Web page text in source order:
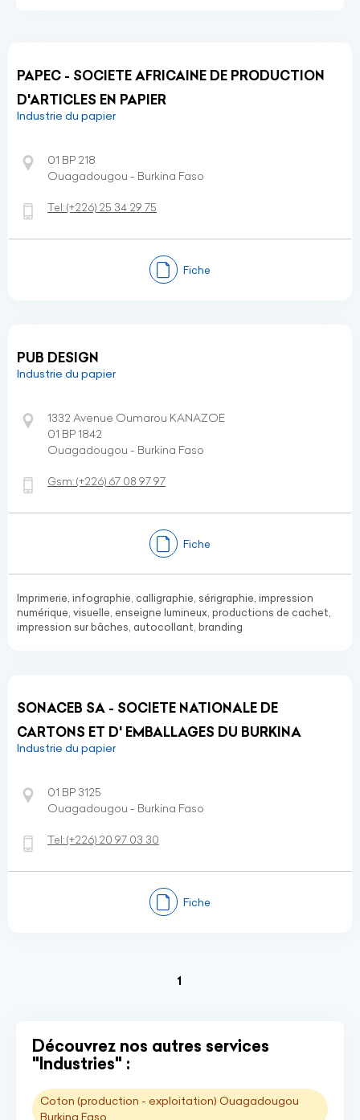
PAPEC - SOCIETE AFRICAINE DE PRODUCTION
D'ARTICLES EN PAPIER
Industrie du papier
01 BP 218
Ouagadougou - Burkina Faso
Tel:(+226) 25 34 29 75
Fiche
PUB DESIGN
Industrie du papier
1332 Avenue Oumarou KANAZOE
01 BP 1842
Ouagadougou - Burkina Faso
Gsm:(+226) 67 08 97 97
Fiche
Imprimerie, infographie, calligraphie, sérigraphie, impression
numérique, visuelle, enseigne lumineux, productions de cachet,
impression sur bâches, autocollant, branding
SONACEB SA - SOCIETE NATIONALE DE
CARTONS ET D' EMBALLAGES DU BURKINA
Industrie du papier
01 BP 3125
Ouagadougou - Burkina Faso
Tel:(+226) 20 97 03 30
Fiche
1
Découvrez nos autres services
"Industries" :
Coton (production - exploitation) Ouagadougou
Burkina Faso